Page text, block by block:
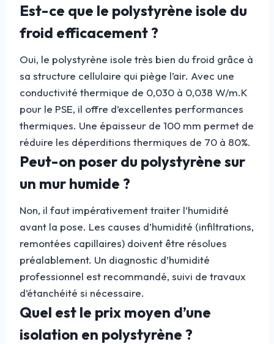
Est-ce que le polystyrène isole du
froid efficacement ?
Oui, le polystyrène isole très bien du froid grâce à
sa structure cellulaire qui piège l’air. Avec une
conductivité thermique de 0,030 à 0,038 W/m.K
pour le PSE, il offre d’excellentes performances
thermiques. Une épaisseur de 100 mm permet de
réduire les déperditions thermiques de 70 à 80%.
Peut-on poser du polystyrène sur
un mur humide ?
Non, il faut impérativement traiter l’humidité
avant la pose. Les causes d’humidité (infiltrations,
remontées capillaires) doivent être résolues
préalablement. Un diagnostic d’humidité
professionnel est recommandé, suivi de travaux
d’étanchéité si nécessaire.
Quel est le prix moyen d’une
isolation en polystyrène ?